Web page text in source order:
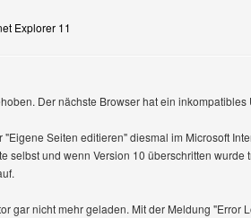
Explorer 11
Der nächste Browser hat ein inkompatibles
Seiten editieren" diesmal im Microsoft
selbst und wenn Version 10 überschritten
gar nicht mehr geladen. Mit der Meldung "Error